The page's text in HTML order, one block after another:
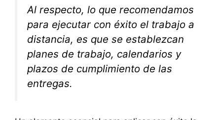
Al respecto, lo que recomendamos
para ejecutar con éxito el trabajo a
distancia, es que se establezcan
planes de trabajo, calendarios y
plazos de cumplimiento de las
entregas.